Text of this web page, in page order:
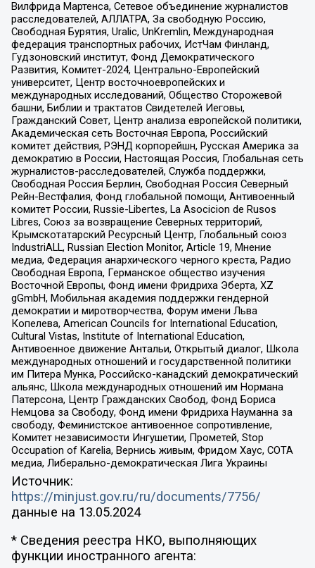
Вилфрида Мартенса, Сетевое объединение журналистов
расследователей, АЛЛАТРА, За свободную Россию,
Свободная Бурятия, Uralic, UnKremlin, Международная
федерация транспортных рабочих, ИстЧам Финланд,
Гудзоновский институт, Фонд Демократического
Развития, Комитет-2024, Центрально-Европейский
университет, Центр восточноевропейских и
международных исследований, Общество Сторожевой
башни, Библии и трактатов Свидетелей Иеговы,
Гражданский Совет, Центр анализа европейской политики,
Академическая сеть Восточная Европа, Российский
комитет действия, РЭНД корпорейшн, Русская Америка за
демократию в России, Настоящая Россия, Глобальная сеть
журналистов-расследователей, Служба поддержки,
Свободная Россия Берлин, Свободная Россия Северный
Рейн-Вестфалия, Фонд глобальной помощи, Антивоенный
комитет России, Russie-Libertes, La Asocicion de Rusos
Libres, Союз за возвращение Северных территорий,
Крымскотатарский Ресурсный Центр, Глобальный союз
IndustriALL, Russian Election Monitor, Article 19, Мнение
медиа, Федерация анархического черного креста, Радио
Свободная Европа, Германское общество изучения
Восточной Европы, Фонд имени Фридриха Эберта, XZ
gGmbH, Мобильная академия поддержки гендерной
демократии и миротворчества, Форум имени Льва
Копелева, American Councils for International Education,
Cultural Vistas, Institute of International Education,
Антивоенное движение Антальи, Открытый диалог, Школа
международных отношений и государственной политики
им Питера Мунка, Российско-канадский демократический
альянс, Школа международных отношений им Нормана
Патерсона, Центр Гражданских Свобод, Фонд Бориса
Немцова за Свободу, Фонд имени Фридриха Науманна за
свободу, Феминистское антивоенное сопротивление,
Комитет независимости Ингушетии, Прометей, Stop
Occupation of Karelia, Вернись живым, Фридом Хаус, СОТА
медиа, Либерально-демократическая Лига Украины
Источник:
https://minjust.gov.ru/ru/documents/7756/
данные на 13.05.2024
* Сведения реестра НКО, выполняющих
функции иностранного агента: